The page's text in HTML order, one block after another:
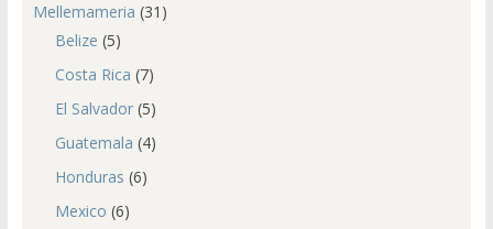
Mellemameria (31)
Belize (5)
Costa Rica (7)
El Salvador(5)
Guatemala (4)
Honduras (6)
Mexico (6)